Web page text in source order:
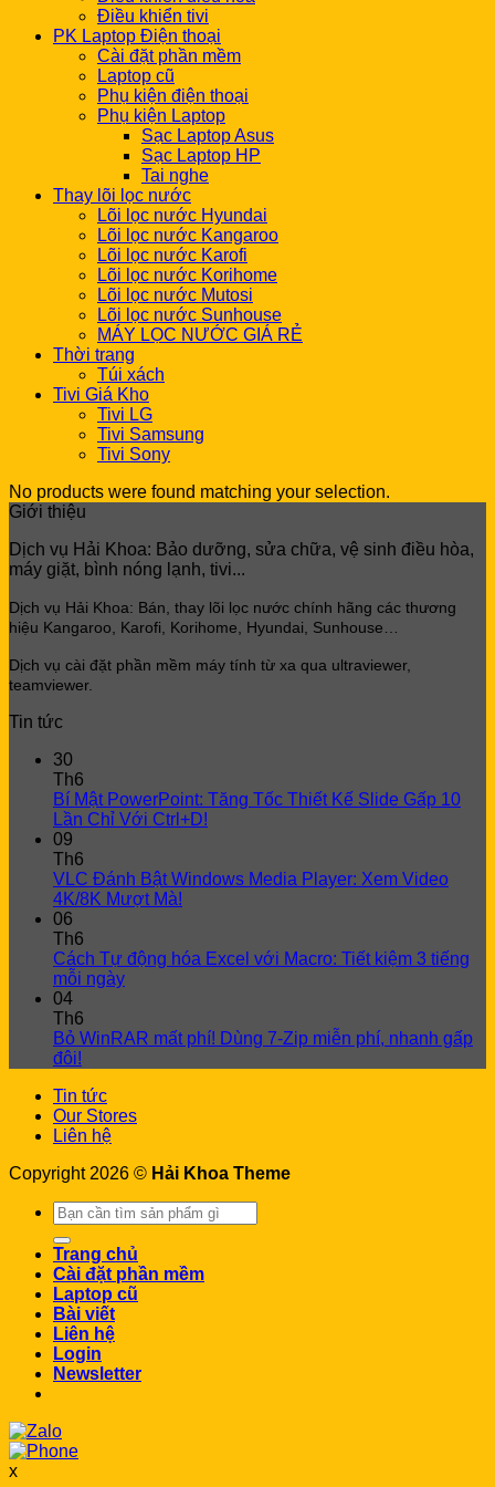
Điều khiển tivi
PK Laptop Điện thoại
Cài đặt phần mềm
Laptop cũ
Phụ kiện điện thoại
Phụ kiện Laptop
Sạc Laptop Asus
Sạc Laptop HP
Tai nghe
Thay lõi lọc nước
Lõi lọc nước Hyundai
Lõi lọc nước Kangaroo
Lõi lọc nước Karofi
Lõi lọc nước Korihome
Lõi lọc nước Mutosi
Lõi lọc nước Sunhouse
MÁY LỌC NƯỚC GIÁ RẺ
Thời trang
Túi xách
Tivi Giá Kho
Tivi LG
Tivi Samsung
Tivi Sony
No products were found matching your selection.
Giới thiệu
Dịch vụ Hải Khoa: Bảo dưỡng, sửa chữa, vệ sinh điều hòa,
máy giặt, bình nóng lạnh, tivi...
Dịch vụ Hải Khoa: Bán, thay lõi lọc nước chính hãng các thương
hiệu Kangaroo, Karofi, Korihome, Hyundai, Sunhouse…
Dịch vụ cài đặt phần mềm máy tính từ xa qua ultraviewer,
teamviewer.
Tin tức
30
Th6
Bí Mật PowerPoint: Tăng Tốc Thiết Kế Slide Gấp 10
Lần Chỉ Với Ctrl+D!
09
Th6
VLC Đánh Bật Windows Media Player: Xem Video
4K/8K Mượt Mà!
06
Th6
Cách Tự động hóa Excel với Macro: Tiết kiệm 3 tiếng
mỗi ngày
04
Th6
Bỏ WinRAR mất phí! Dùng 7-Zip miễn phí, nhanh gấp
đôi!
Tin tức
Our Stores
Liên hệ
Copyright 2026 © Hải Khoa Theme
Search
for:
Trang chủ
Cài đặt phần mềm
Laptop cũ
Bài viết
Liên hệ
Login
Newsletter
x